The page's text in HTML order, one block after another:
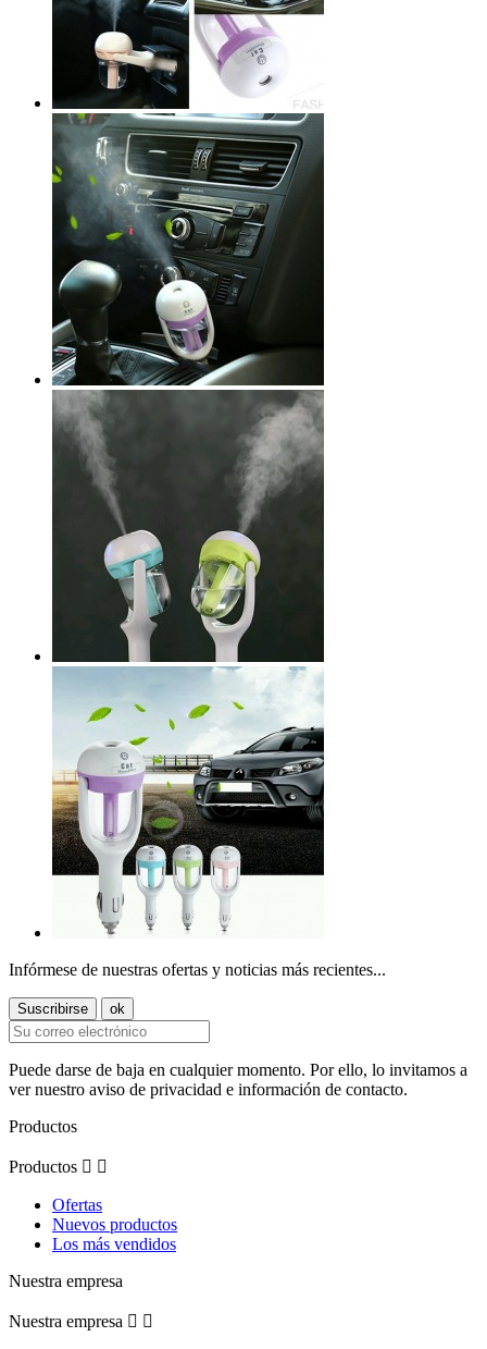
Infórmese de nuestras ofertas y noticias más recientes...
Puede darse de baja en cualquier momento. Por ello, lo invitamos a
ver nuestro aviso de privacidad e información de contacto.
Productos
Productos  
Ofertas
Nuevos productos
Los más vendidos
Nuestra empresa
Nuestra empresa  